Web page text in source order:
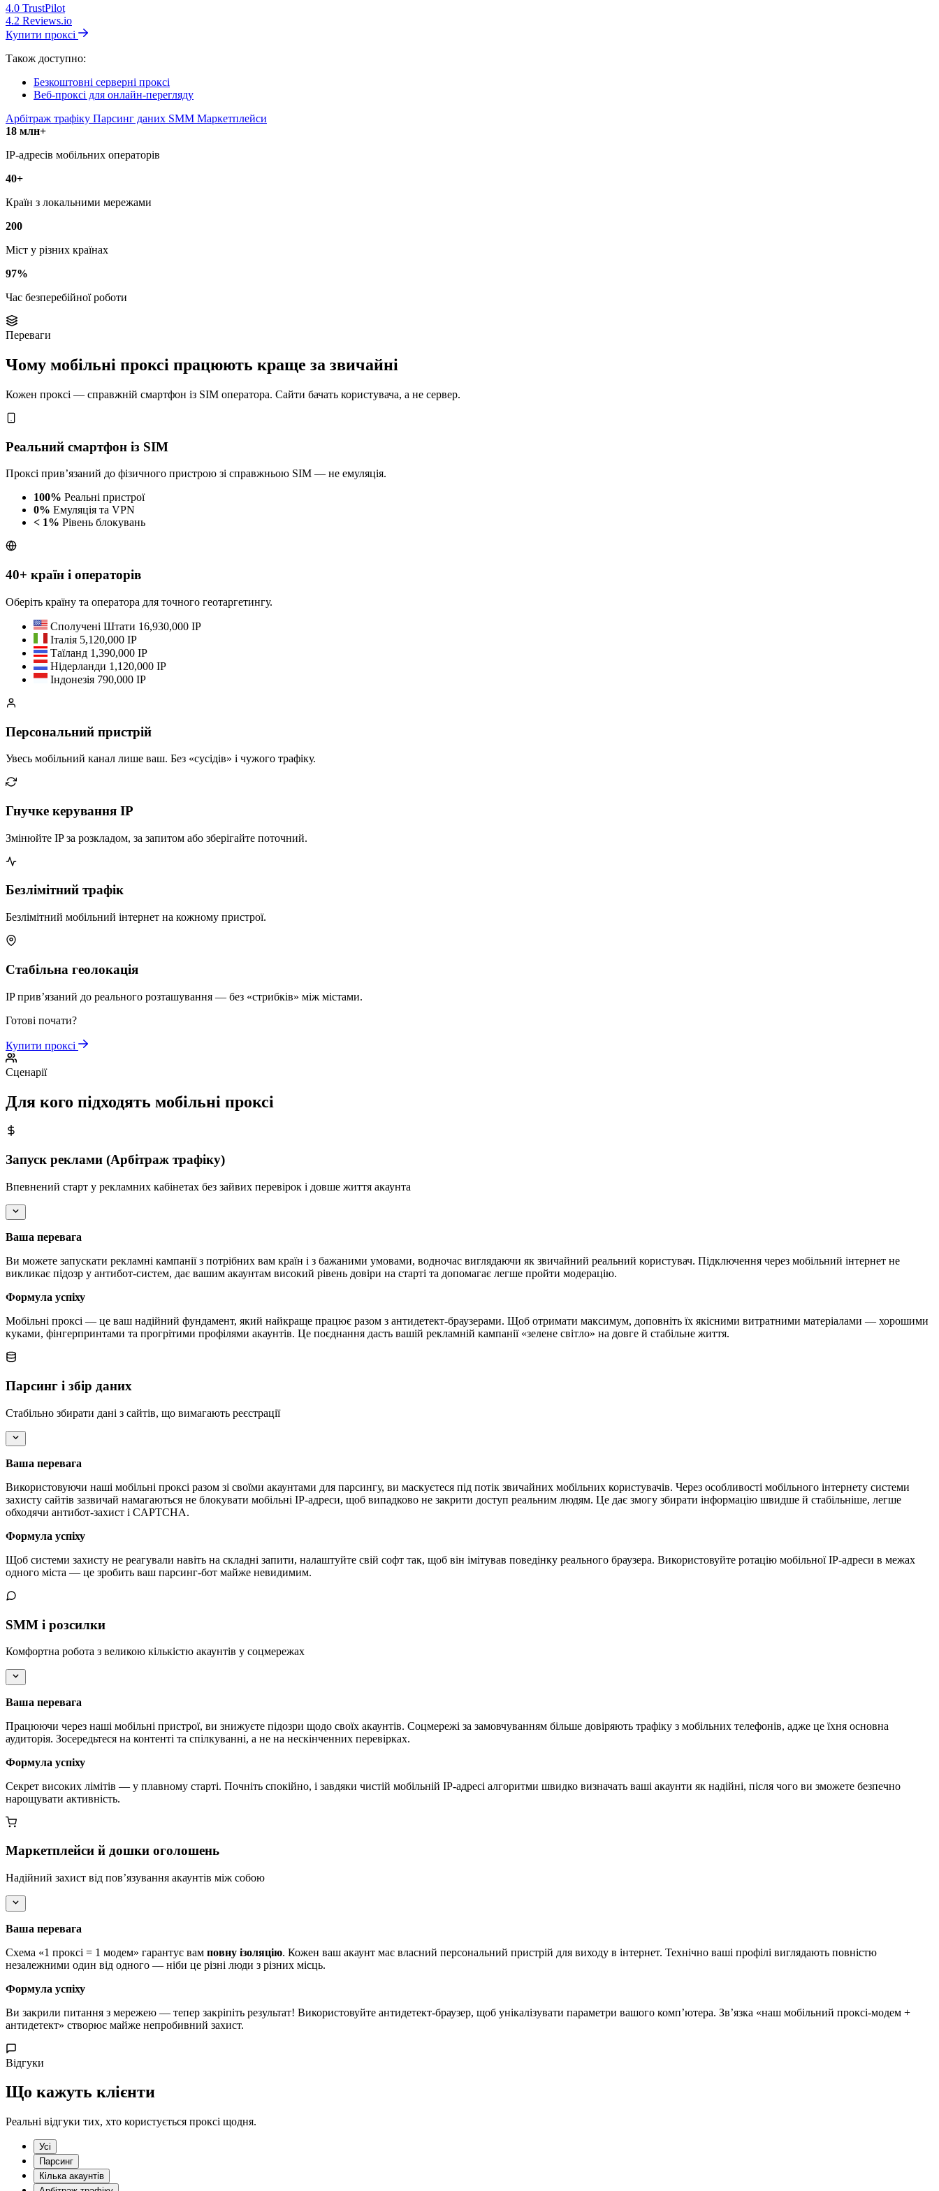
4.0 TrustPilot
4.2 Reviews.io
Купити проксі
Також доступно:
Безкоштовні серверні проксі
Веб-проксі для онлайн-перегляду
Арбітраж трафіку Парсинг даних SMM Маркетплейси
18 млн+
IP-адресів мобільних операторів
40+
Країн з локальними мережами
200
Міст у різних країнах
97%
Час безперебійної роботи
Переваги
Чому мобільні проксі працюють краще за звичайні
Кожен проксі — справжній смартфон із SIM оператора. Сайти бачать користувача, а не сервер.
Реальний смартфон із SIM
Проксі прив’язаний до фізичного пристрою зі справжньою SIM — не емуляція.
100% Реальні пристрої
0% Емуляція та VPN
< 1% Рівень блокувань
40+ країн і операторів
Оберіть країну та оператора для точного геотаргетингу.
Сполучені Штати 16,930,000 IP
Італія 5,120,000 IP
Таїланд 1,390,000 IP
Нідерланди 1,120,000 IP
Індонезія 790,000 IP
Персональний пристрій
Увесь мобільний канал лише ваш. Без «сусідів» і чужого трафіку.
Гнучке керування IP
Змінюйте IP за розкладом, за запитом або зберігайте поточний.
Безлімітний трафік
Безлімітний мобільний інтернет на кожному пристрої.
Стабільна геолокація
IP прив’язаний до реального розташування — без «стрибків» між містами.
Готові почати?
Купити проксі
Сценарії
Для кого підходять мобільні проксі
Запуск реклами (Арбітраж трафіку)
Впевнений старт у рекламних кабінетах без зайвих перевірок і довше життя акаунта
Ваша перевага
Ви можете запускати рекламні кампанії з потрібних вам країн і з бажаними умовами, водночас виглядаючи як звичайний реальний користувач. Підключення через мобільний інтернет не
викликає підозр у антибот-систем, дає вашим акаунтам високий рівень довіри на старті та допомагає легше пройти модерацію.
Формула успіху
Мобільні проксі — це ваш надійний фундамент, який найкраще працює разом з антидетект-браузерами. Щоб отримати максимум, доповніть їх якісними витратними матеріалами — хорошими
куками, фінгерпринтами та прогрітими профілями акаунтів. Це поєднання дасть вашій рекламній кампанії «зелене світло» на довге й стабільне життя.
Парсинг і збір даних
Стабільно збирати дані з сайтів, що вимагають реєстрації
Ваша перевага
Використовуючи наші мобільні проксі разом зі своїми акаунтами для парсингу, ви маскуєтеся під потік звичайних мобільних користувачів. Через особливості мобільного інтернету системи
захисту сайтів зазвичай намагаються не блокувати мобільні IP-адреси, щоб випадково не закрити доступ реальним людям. Це дає змогу збирати інформацію швидше й стабільніше, легше
обходячи антибот-захист і CAPTCHA.
Формула успіху
Щоб системи захисту не реагували навіть на складні запити, налаштуйте свій софт так, щоб він імітував поведінку реального браузера. Використовуйте ротацію мобільної IP-адреси в межах
одного міста — це зробить ваш парсинг-бот майже невидимим.
SMM і розсилки
Комфортна робота з великою кількістю акаунтів у соцмережах
Ваша перевага
Працюючи через наші мобільні пристрої, ви знижуєте підозри щодо своїх акаунтів. Соцмережі за замовчуванням більше довіряють трафіку з мобільних телефонів, адже це їхня основна
аудиторія. Зосередьтеся на контенті та спілкуванні, а не на нескінченних перевірках.
Формула успіху
Секрет високих лімітів — у плавному старті. Почніть спокійно, і завдяки чистій мобільній IP-адресі алгоритми швидко визначать ваші акаунти як надійні, після чого ви зможете безпечно
нарощувати активність.
Маркетплейси й дошки оголошень
Надійний захист від пов’язування акаунтів між собою
Ваша перевага
Схема «1 проксі = 1 модем» гарантує вам повну ізоляцію. Кожен ваш акаунт має власний персональний пристрій для виходу в інтернет. Технічно ваші профілі виглядають повністю
незалежними один від одного — ніби це різні люди з різних місць.
Формула успіху
Ви закрили питання з мережею — тепер закріпіть результат! Використовуйте антидетект-браузер, щоб унікалізувати параметри вашого комп’ютера. Зв’язка «наш мобільний проксі-модем +
антидетект» створює майже непробивний захист.
Відгуки
Що кажуть клієнти
Реальні відгуки тих, хто користується проксі щодня.
Усі
Парсинг
Кілька акаунтів